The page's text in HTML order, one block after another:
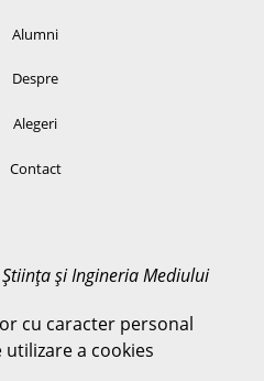
Alumni
Despre
Alegeri
Contact
și Ingineria Mediului
cu caracter personal
utilizare a cookies